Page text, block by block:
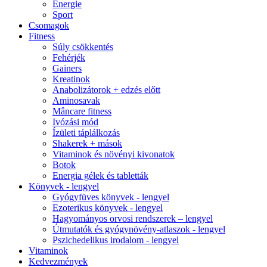
Energie
Sport
Csomagok
Fitness
Súly csökkentés
Fehérjék
Gainers
Kreatinok
Anabolizátorok + edzés előtt
Aminosavak
Mâncare fitness
Ivózási mód
Ízületi táplálkozás
Shakerek + mások
Vitaminok és növényi kivonatok
Botok
Energia gélek és tabletták
Könyvek - lengyel
Gyógyfüves könyvek - lengyel
Ezoterikus könyvek - lengyel
Hagyományos orvosi rendszerek – lengyel
Útmutatók és gyógynövény-atlaszok - lengyel
Pszichedelikus irodalom - lengyel
Vitaminok
Kedvezmények